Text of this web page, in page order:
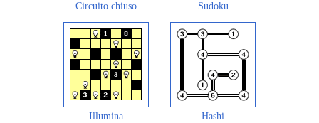
Circuito chiuso Sudoku
Illumina Hashi